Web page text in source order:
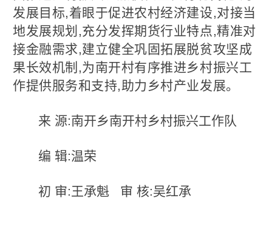
发展目标,着眼于促进农村经济建设,对接当
地发展规划,充分发挥期货行业特点,精准对
接金融需求,建立健全巩固拓展脱贫攻坚成
果长效机制,为南开村有序推进乡村振兴工
作提供服务和支持,助力乡村产业发展。
来 源:南开乡南开村乡村振兴工作队
编 辑:温荣
初 审:王承魁 审 核:吴红承